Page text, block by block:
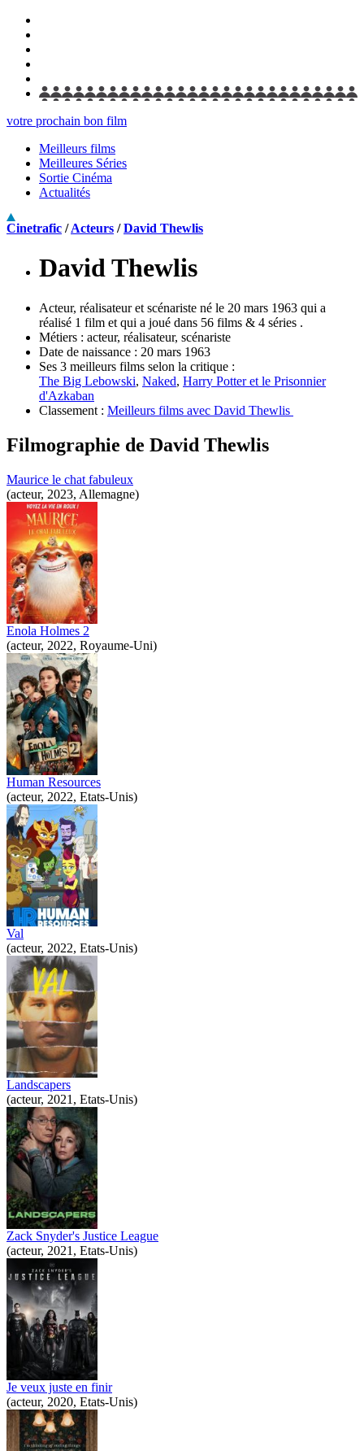
votre prochain bon film
Meilleurs films
Meilleures Séries
Sortie Cinéma
Actualités
Cinetrafic /Acteurs /David Thewlis
David Thewlis
Acteur, réalisateur et scénariste né le 20 mars 1963 qui a
réalisé 1 film et qui a joué dans 56 films & 4 séries .
Métiers : acteur, réalisateur, scénariste
Date de naissance : 20 mars 1963
Ses 3 meilleurs films selon la critique :
The Big Lebowski, Naked, Harry Potter et le Prisonnier
d'Azkaban
Classement : Meilleurs films avec David Thewlis
Filmographie de David Thewlis
Maurice le chat fabuleux
(acteur, 2023, Allemagne)
Enola Holmes 2
(acteur, 2022, Royaume-Uni)
Human Resources
(acteur, 2022, Etats-Unis)
Val
(acteur, 2022, Etats-Unis)
Landscapers
(acteur, 2021, Etats-Unis)
Zack Snyder's Justice League
(acteur, 2021, Etats-Unis)
Je veux juste en finir
(acteur, 2020, Etats-Unis)